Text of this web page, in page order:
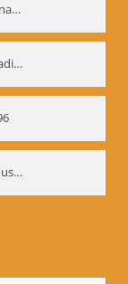
Biomechanik-Demonstration, Gennadij Bogdanow im Berliner Ensemble, 04.10.1991
Biomechanik-Workshop mit Gennadij Nikolajewitsch Bogdanow im Mime Centrum Berlin, 1991
Demonstration der Etüde „Der Schuss mit dem Bogen“ durch Gennadij Nikolajewitsch Bogdanow, Berlin 1991